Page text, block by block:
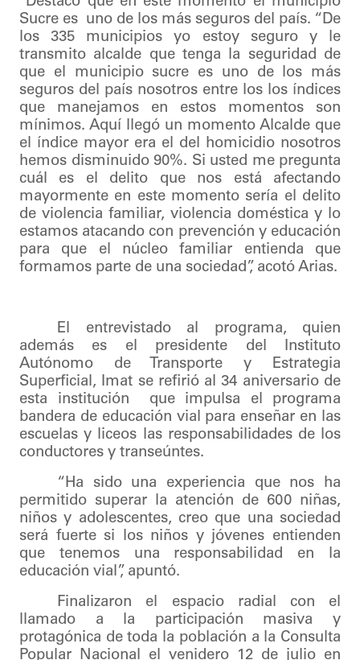
Sucre es uno de los más seguros del país. “De
los 335 municipios yo estoy seguro y le
transmito alcalde que tenga la seguridad de
que el municipio sucre es uno de los más
seguros del país nosotros entre los los índices
que manejamos en estos momentos son
mínimos. Aquí llegó un momento Alcalde que
el índice mayor era el del homicidio nosotros
hemos disminuido 90%. Si usted me pregunta
cuál es el delito que nos está afectando
mayormente en este momento sería el delito
de violencia familiar, violencia doméstica y lo
estamos atacando con prevención y educación
para que el núcleo familiar entienda que
formamos parte de una sociedad”, acotó Arias.
El entrevistado al programa, quien
además es el presidente del Instituto
Autónomo de Transporte y Estrategia
Superficial, Imat se refirió al 34 aniversario de
esta institución que impulsa el programa
bandera de educación vial para enseñar en las
escuelas y liceos las responsabilidades de los
conductores y transeúntes.
“Ha sido una experiencia que nos ha
permitido superar la atención de 600 niñas,
niños y adolescentes, creo que una sociedad
será fuerte si los niños y jóvenes entienden
que tenemos una responsabilidad en la
educación vial”, apuntó.
Finalizaron el espacio radial con el
llamado a la participación masiva y
protagónica de toda la población a la Consulta
Popular Nacional el venidero 12 de julio en